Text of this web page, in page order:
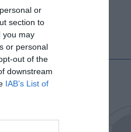
or
section to
you may
or personal
out of the
downstream
IAB’s List of